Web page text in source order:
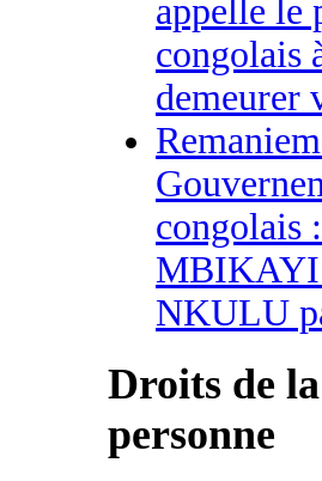
appelle le
congolais
demeurer
congolais
MBIKAYI
NKULU
Droits de la
personne